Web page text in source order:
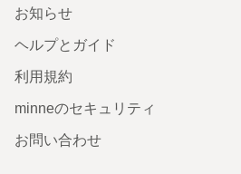
お知らせ
ヘルプとガイド
利用規約
minneのセキュリティ
お問い合わせ